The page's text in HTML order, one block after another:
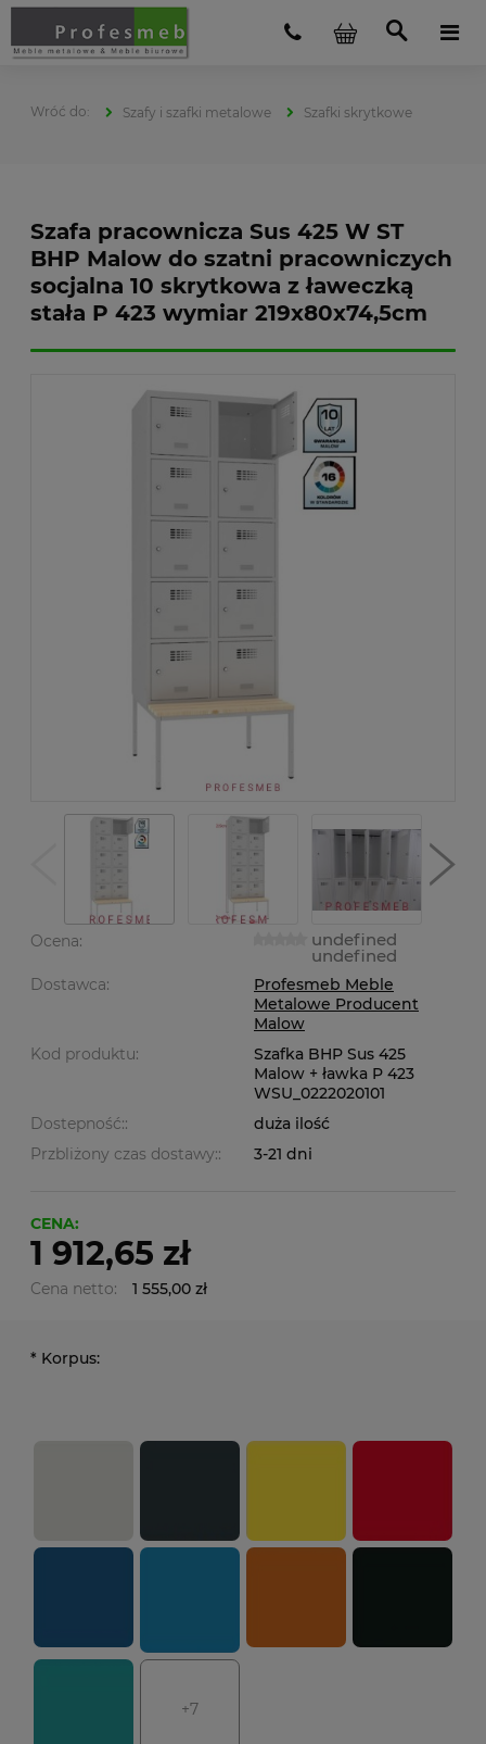
Szafy i szafki metalowe Szafki skrytkowe
Szafa pracownicza Sus 425 W ST
BHP Malow do szatni pracowniczych
socjalna 10 skrytkowa z ławeczką
stała P 423 wymiar 219x80x74,5cm
Ocena: undefined
undefined
Dostawca:
Profesmeb Meble
Metalowe Producent
Malow
Kod produktu:
Szafka BHP Sus 425
Malow + ławka P 423
WSU_0222020101
Dostepność::
duża ilość
Przbliżony czas dostawy::
3-21 dni
CENA:
1 912,65 zł
Cena netto: 1 555,00 zł
* Korpus:
+7